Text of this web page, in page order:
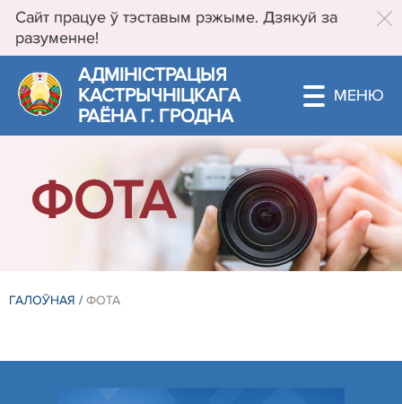
Сайт працуе ў тэставым рэжыме. Дзякуй за
разуменне!
АДМIНIСТРАЦЫЯ
КАСТРЫЧНIЦКАГА
РАЁНА Г. ГРОДНА
ФОТА
ГАЛОЎНАЯ / ФОТА